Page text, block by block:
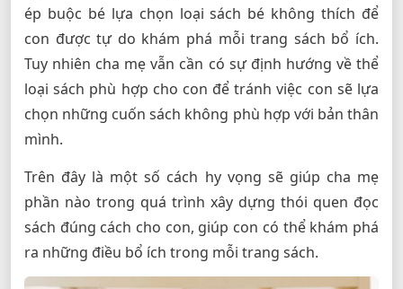
ép buộc bé lựa chọn loại sách bé không thích để
con được tự do khám phá mỗi trang sách bổ ích.
Tuy nhiên cha mẹ vẫn cần có sự định hướng về thể
loại sách phù hợp cho con để tránh việc con sẽ lựa
chọn những cuốn sách không phù hợp với bản thân
mình.
Trên đây là một số cách hy vọng sẽ giúp cha mẹ
phần nào trong quá trình xây dựng thói quen đọc
sách đúng cách cho con, giúp con có thể khám phá
ra những điều bổ ích trong mỗi trang sách.